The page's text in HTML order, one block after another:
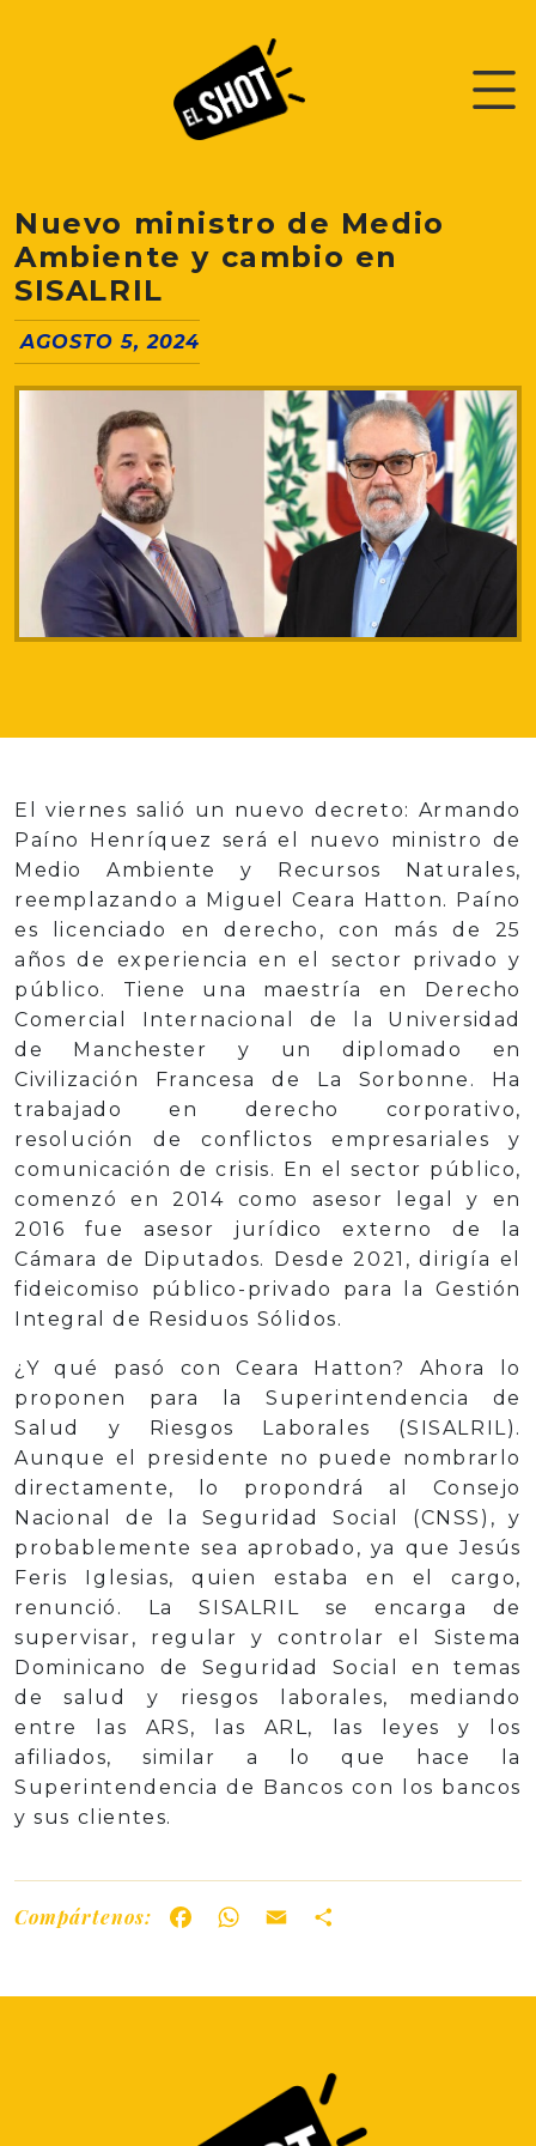
Nuevo ministro de Medio
Ambiente y cambio en
SISALRIL
AGOSTO 5, 2024
El viernes salió un nuevo decreto: Armando
Paíno Henríquez será el nuevo ministro de
Medio Ambiente y Recursos Naturales,
reemplazando a Miguel Ceara Hatton. Paíno
es licenciado en derecho, con más de 25
años de experiencia en el sector privado y
público. Tiene una maestría en Derecho
Comercial Internacional de la Universidad
de Manchester y un diplomado en
Civilización Francesa de La Sorbonne. Ha
trabajado en derecho corporativo,
resolución de conflictos empresariales y
comunicación de crisis. En el sector público,
comenzó en 2014 como asesor legal y en
2016 fue asesor jurídico externo de la
Cámara de Diputados. Desde 2021, dirigía el
fideicomiso público-privado para la Gestión
Integral de Residuos Sólidos.
¿Y qué pasó con Ceara Hatton? Ahora lo
proponen para la Superintendencia de
Salud y Riesgos Laborales (SISALRIL).
Aunque el presidente no puede nombrarlo
directamente, lo propondrá al Consejo
Nacional de la Seguridad Social (CNSS), y
probablemente sea aprobado, ya que Jesús
Feris Iglesias, quien estaba en el cargo,
renunció. La SISALRIL se encarga de
supervisar, regular y controlar el Sistema
Dominicano de Seguridad Social en temas
de salud y riesgos laborales, mediando
entre las ARS, las ARL, las leyes y los
afiliados, similar a lo que hace la
Superintendencia de Bancos con los bancos
y sus clientes.
Compártenos: FacebookWhatsApp
Email